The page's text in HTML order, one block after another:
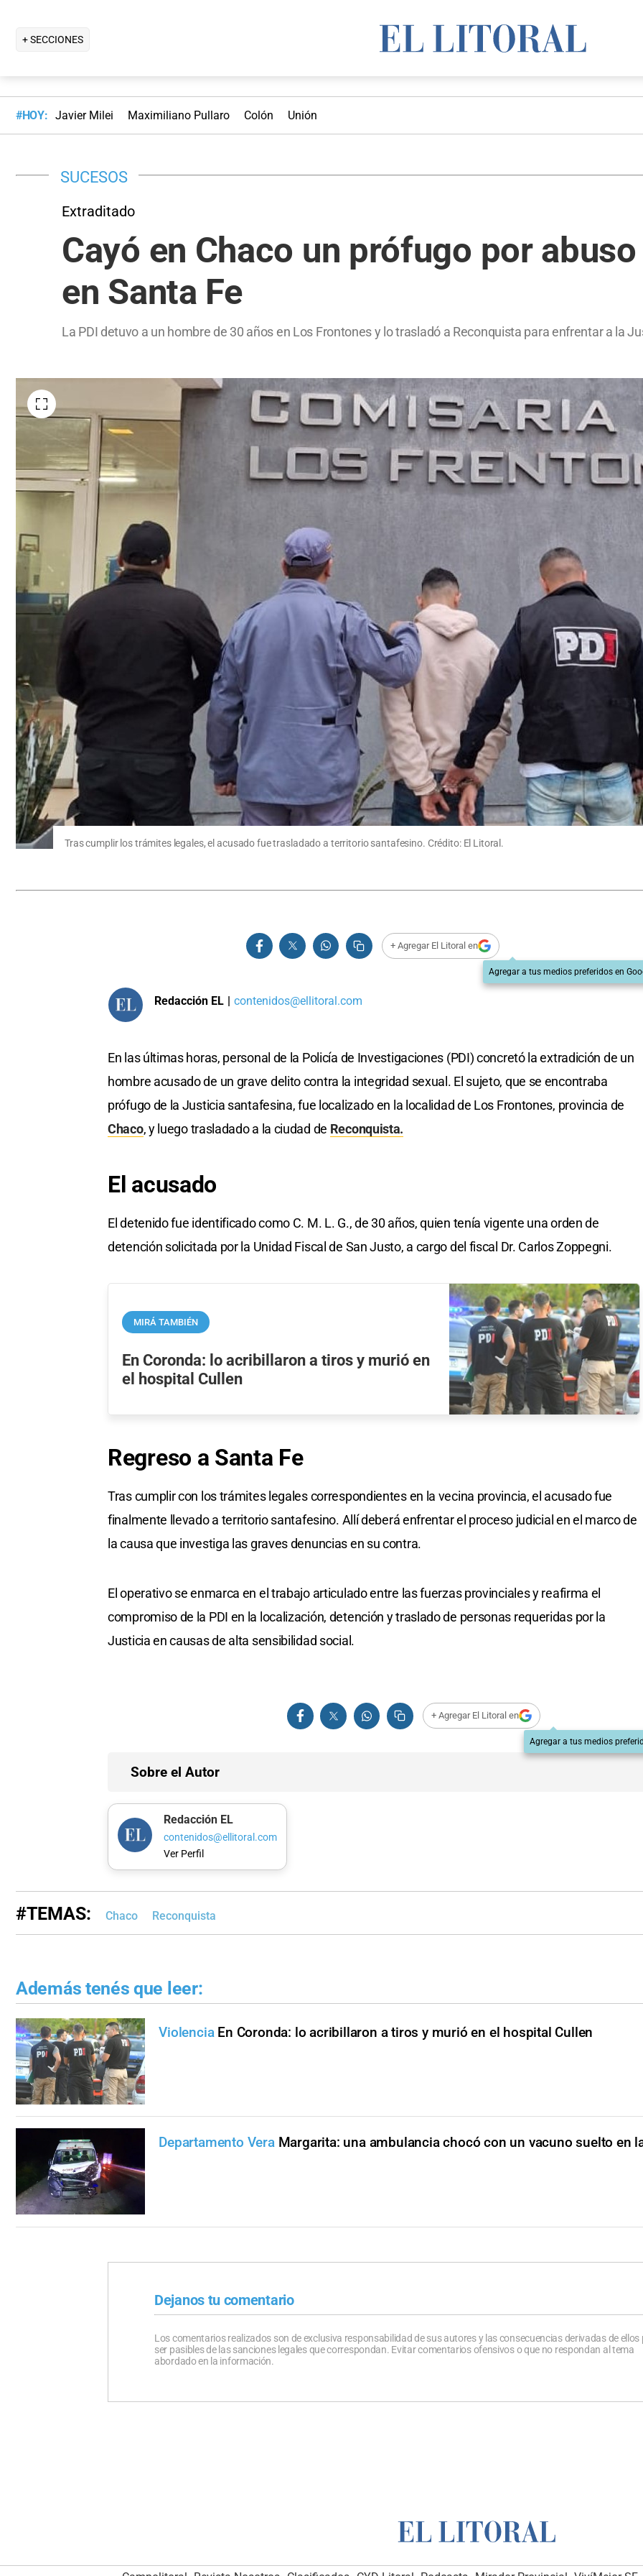
+ SECCIONES
#HOY: Javier Milei Maximiliano Pullaro Colón Unión
SUCESOS
Extraditado
Cayó en Chaco un prófugo por
en Santa Fe
La PDI detuvo a un hombre de 30 años en Los Frontones y lo trasladó a Reconquista para enfrentar a la
Tras cumplir los trámites legales, el acusado fue trasladado a territorio santafesino. Crédito: El Litoral.
+ Agregar El Litoral en
Agregar a tus medios preferidos en
Redacción EL | contenidos@ellitoral.com
En las últimas horas, personal de la Policía de Investigaciones (PDI) concretó la extradición de un
hombre acusado de un grave delito contra la integridad sexual. El sujeto, que se encontraba
prófugo de la Justicia santafesina, fue localizado en la localidad de Los Frontones, provincia de
Chaco, y luego trasladado a la ciudad de Reconquista.
El acusado
El detenido fue identificado como C. M. L. G., de 30 años, quien tenía vigente una orden de
detención solicitada por la Unidad Fiscal de San Justo, a cargo del fiscal Dr. Carlos Zoppegni.
MIRÁ TAMBIÉN
En Coronda: lo acribillaron a tiros y murió en
el hospital Cullen
Regreso a Santa Fe
Tras cumplir con los trámites legales correspondientes en la vecina provincia, el acusado fue
finalmente llevado a territorio santafesino. Allí deberá enfrentar el proceso judicial en el marco de
la causa que investiga las graves denuncias en su contra.
El operativo se enmarca en el trabajo articulado entre las fuerzas provinciales y reafirma el
compromiso de la PDI en la localización, detención y traslado de personas requeridas por la
Justicia en causas de alta sensibilidad social.
+ Agregar El Litoral en
Agregar a tus medios
Sobre el Autor
Redacción EL
contenidos@ellitoral.com
Ver Perfil
#TEMAS: Chaco Reconquista
Además tenés que leer:
Violencia En Coronda: lo acribillaron a tiros y murió en el hospital Cullen
Departamento Vera Margarita: una ambulancia chocó con un vacuno suelto en
Dejanos tu comentario
Los comentarios realizados son de exclusiva responsabilidad de sus autores y las consecuencias derivadas de ellos
ser pasibles de las sanciones legales que correspondan. Evitar comentarios ofensivos o que no respondan al tema
abordado en la información.